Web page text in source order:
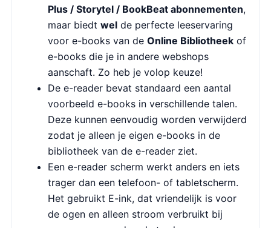
Plus / Storytel / BookBeat abonnementen,
maar biedt wel de perfecte leeservaring
voor e-books van de Online Bibliotheek of
e-books die je in andere webshops
aanschaft. Zo heb je volop keuze!
De e-reader bevat standaard een aantal
voorbeeld e-books in verschillende talen.
Deze kunnen eenvoudig worden verwijderd
zodat je alleen je eigen e-books in de
bibliotheek van de e-reader ziet.
Een e-reader scherm werkt anders en iets
trager dan een telefoon- of tabletscherm.
Het gebruikt E-ink, dat vriendelijk is voor
de ogen en alleen stroom verbruikt bij